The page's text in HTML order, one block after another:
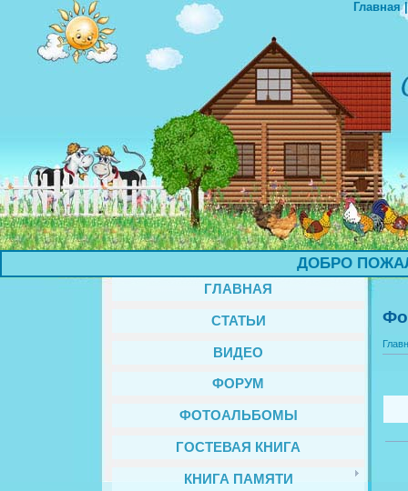
Главная
ДОБРО
ГЛАВНАЯ
СТАТЬИ
ВИДЕО
ФОРУМ
ФОТОАЛЬБОМЫ
ГОСТЕВАЯ КНИГА
КНИГА ПАМЯТИ